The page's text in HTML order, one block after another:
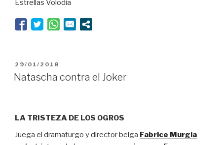
maldito”
Estrellas Volodia
PUBLICADO
EL
29/01/2018
Natascha contra el Joker
LA TRISTEZA DE LOS OGROS
Juega el dramaturgo y director belga Fabrice Murgia